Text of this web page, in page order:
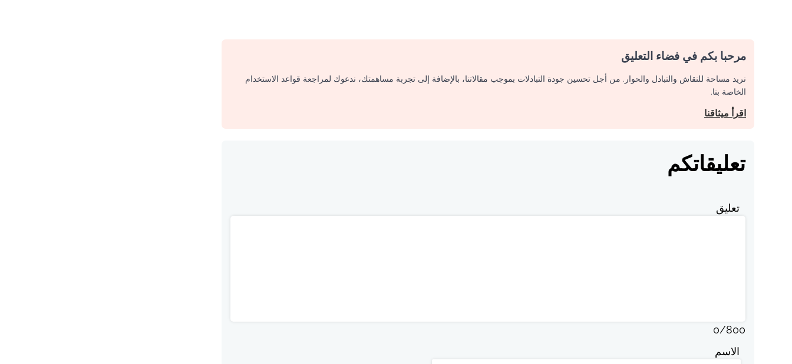
مرحبا بكم في فضاء التعليق
نريد مساحة للنقاش والتبادل والحوار. من أجل تحسين جودة التبادلات بموجب مقالاتنا، بالإضافة إلى تجربة مساهمتك، ندعوك لمراجعة قواعد الاستخدام
الخاصة بنا.
اقرأ ميثاقنا
تعليقاتكم
تعليق
0/800
الاسم